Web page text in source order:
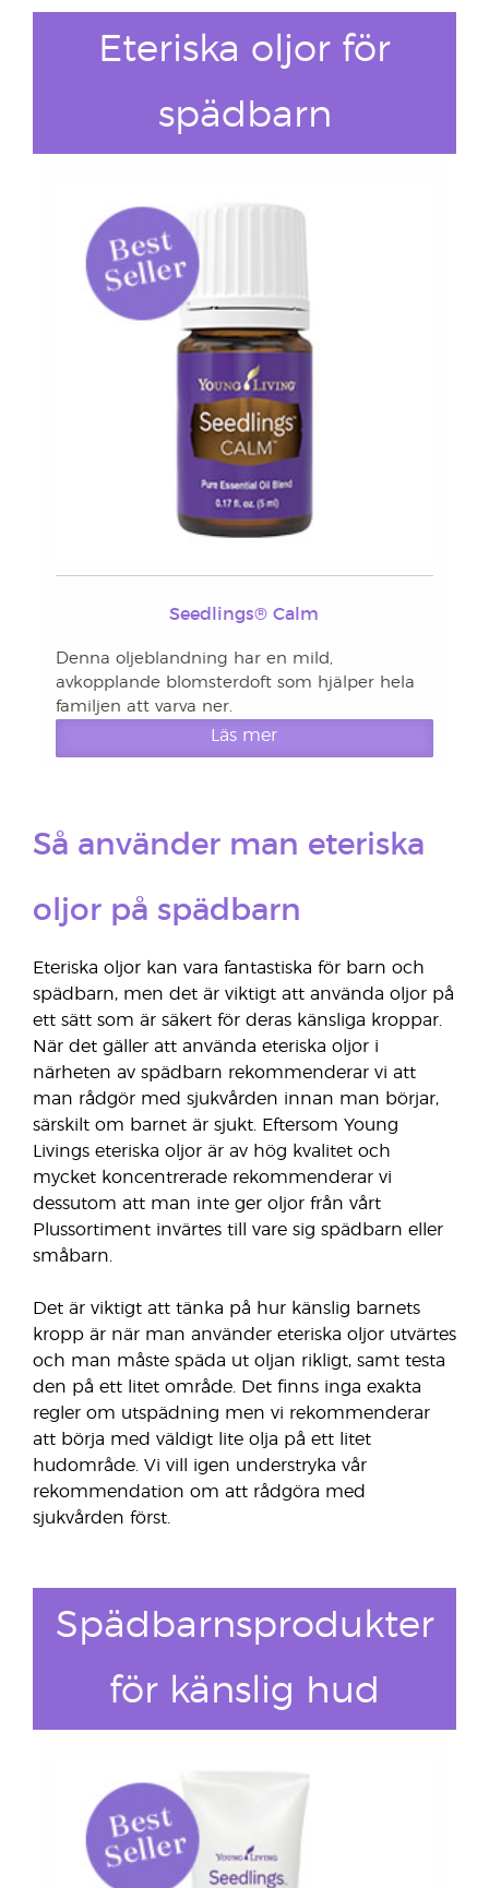
Eteriska oljor för
spädbarn
Seedlings® Calm
Denna oljeblandning har en mild,
avkopplande blomsterdoft som hjälper hela
familjen att varva ner.
Läs mer
Så använder man eteriska
oljor på spädbarn
Eteriska oljor kan vara fantastiska för barn och
spädbarn, men det är viktigt att använda oljor på
ett sätt som är säkert för deras känsliga kroppar.
När det gäller att använda eteriska oljor i
närheten av spädbarn rekommenderar vi att
man rådgör med sjukvården innan man börjar,
särskilt om barnet är sjukt. Eftersom Young
Livings eteriska oljor är av hög kvalitet och
mycket koncentrerade rekommenderar vi
dessutom att man inte ger oljor från vårt
Plussortiment invärtes till vare sig spädbarn eller
småbarn.
Det är viktigt att tänka på hur känslig barnets
kropp är när man använder eteriska oljor utvärtes
och man måste späda ut oljan rikligt, samt testa
den på ett litet område. Det finns inga exakta
regler om utspädning men vi rekommenderar
att börja med väldigt lite olja på ett litet
hudområde. Vi vill igen understryka vår
rekommendation om att rådgöra med
sjukvården först.
Spädbarnsprodukter
för känslig hud